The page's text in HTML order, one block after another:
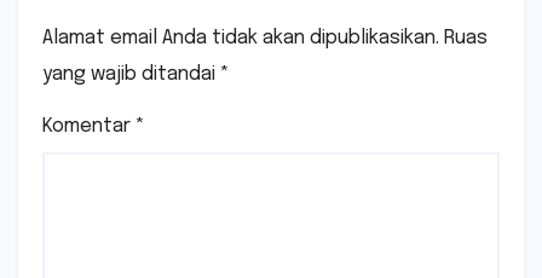
Alamat email Anda tidak akan dipublikasikan. Ruas
yang wajib ditandai *
Komentar *